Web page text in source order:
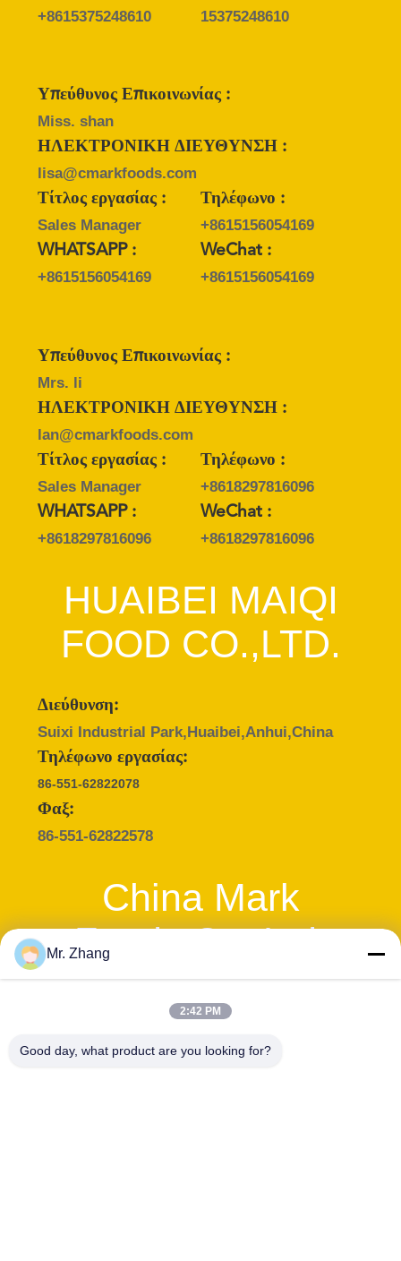
+8615375248610
15375248610
Υπεύθυνος Επικοινωνίας :
Miss. shan
ΗΛΕΚΤΡΟΝΙΚΗ ΔΙΕΥΘΥΝΣΗ :
lisa@cmarkfoods.com
Τίτλος εργασίας :
Sales Manager
Τηλέφωνο :
+8615156054169
WHATSAPP :
+8615156054169
WeChat :
+8615156054169
Υπεύθυνος Επικοινωνίας :
Mrs. li
ΗΛΕΚΤΡΟΝΙΚΗ ΔΙΕΥΘΥΝΣΗ :
lan@cmarkfoods.com
Τίτλος εργασίας :
Sales Manager
Τηλέφωνο :
+8618297816096
WHATSAPP :
+8618297816096
WeChat :
+8618297816096
HUAIBEI MAIQI
FOOD CO.,LTD.
Διεύθυνση:
Suixi Industrial Park,Huaibei,Anhui,China
Τηλέφωνο εργασίας:
86-551-62822078
Φαξ:
86-551-62822578
China Mark
Foods Co.,Ltd.
City,Anhui,China
Mr. Zhang
2:42 PM
Good day, what product are you looking for?